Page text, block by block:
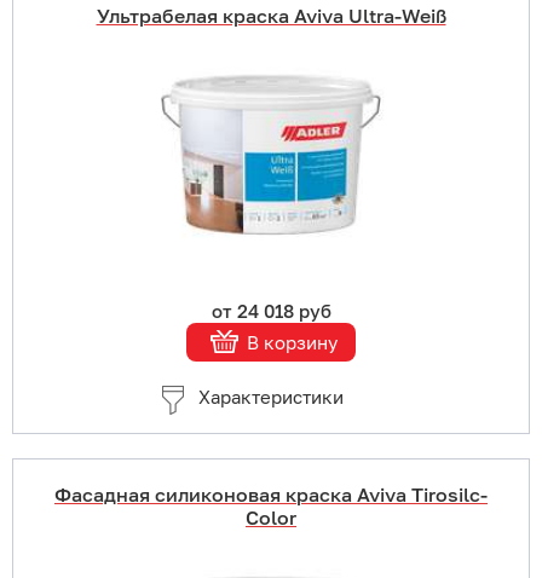
Ультрабелая краска Aviva Ultra-Weiß
от 24 018 руб
В корзину
Характеристики
В корзину
Подробнее
Фасадная силиконовая краска Aviva Tirosilc-
Color
Купить в 1 клик